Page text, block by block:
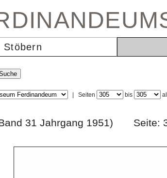
Stöbern
Seiten bis
(Band 31 Jahrgang 1951)